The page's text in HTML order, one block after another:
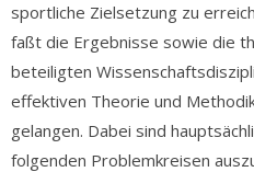
sportliche Zielsetzung zu
faßt die Ergebnisse sowie die
beteiligten
effektiven Theorie und
gelangen. Dabei sind
folgenden Problemkreisen